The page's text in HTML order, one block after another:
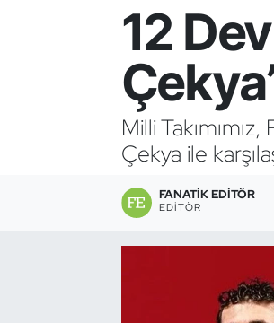
12
Milli
Çekya ile
FANATIK EDITÖR
EDITÖR
Bocce Bowling Dart
Buz Hokeyi